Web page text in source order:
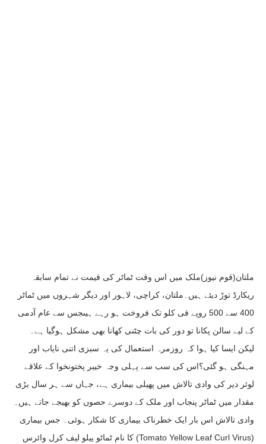
ملتان(قوم نیوز)ملک میں اس وقت ٹماٹر کی قیمت نے تمام سابقہ
ریکارڈ توڑ دیئے ہیں۔ملتان، کراچی، لاہور اور دیگر شہروں میں ٹماٹر
400 سے 500 روپے فی کلو تک فروخت ہو رہے ہیںجس سے عام آدمی
کے لیے سالن پکانا تو دور کی بات چٹنی کھانا بھی مشکل ہوگیا ہے۔
لیکن ایسا کیا ہوا کہ روزمرہ استعمال کی یہ سبزی اتنی نایاب اور
مہنگی ہو گئی؟اس کی سب سے پہلی وجہ خیبر پختونخوا کے علاقے
لوئر دیر کی وادی تالاش میں پھیلی بیماری ہے، جہاں سے ہر سال بڑی
مقدار میں ٹماٹر پنجاب اور ملک کے دوسرے حصوں کو بھیجے جاتے ہیں۔
وادی تالاش اس بار ایک خطرناک بیماری کا شکار ہوئی۔ جس بیماری
کا نام ٹماٹو ییلو لیف کرل وائرس (Tomato Yellow Leaf Curl Virus)